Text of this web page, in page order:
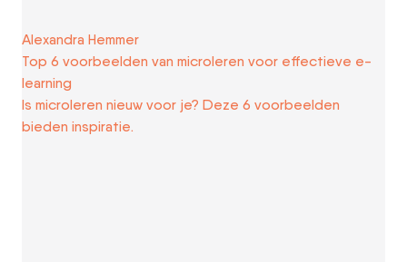
Alexandra Hemmer
Top 6 voorbeelden van microleren voor effectieve e-
learning
Is microleren nieuw voor je? Deze 6 voorbeelden
bieden inspiratie.